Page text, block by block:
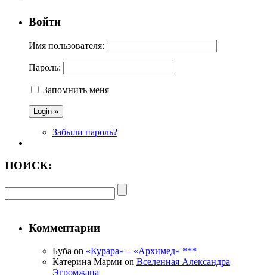
Войти
Имя пользователя:
Пароль:
Запомнить меня
Забыли пароль?
ПОИСК:
Комментарии
Буба on «Курара» – «Архимед» ***
Катерина Марми on Вселенная Александра
Эгромжана